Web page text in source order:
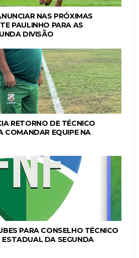
NAS PRÓXIMAS
PAULINHO PARA AS
DIVISÃO
RETORNO DE TÉCNICO
COMANDAR EQUIPE NA
PARA CONSELHO TÉCNICO
DA SEGUNDA